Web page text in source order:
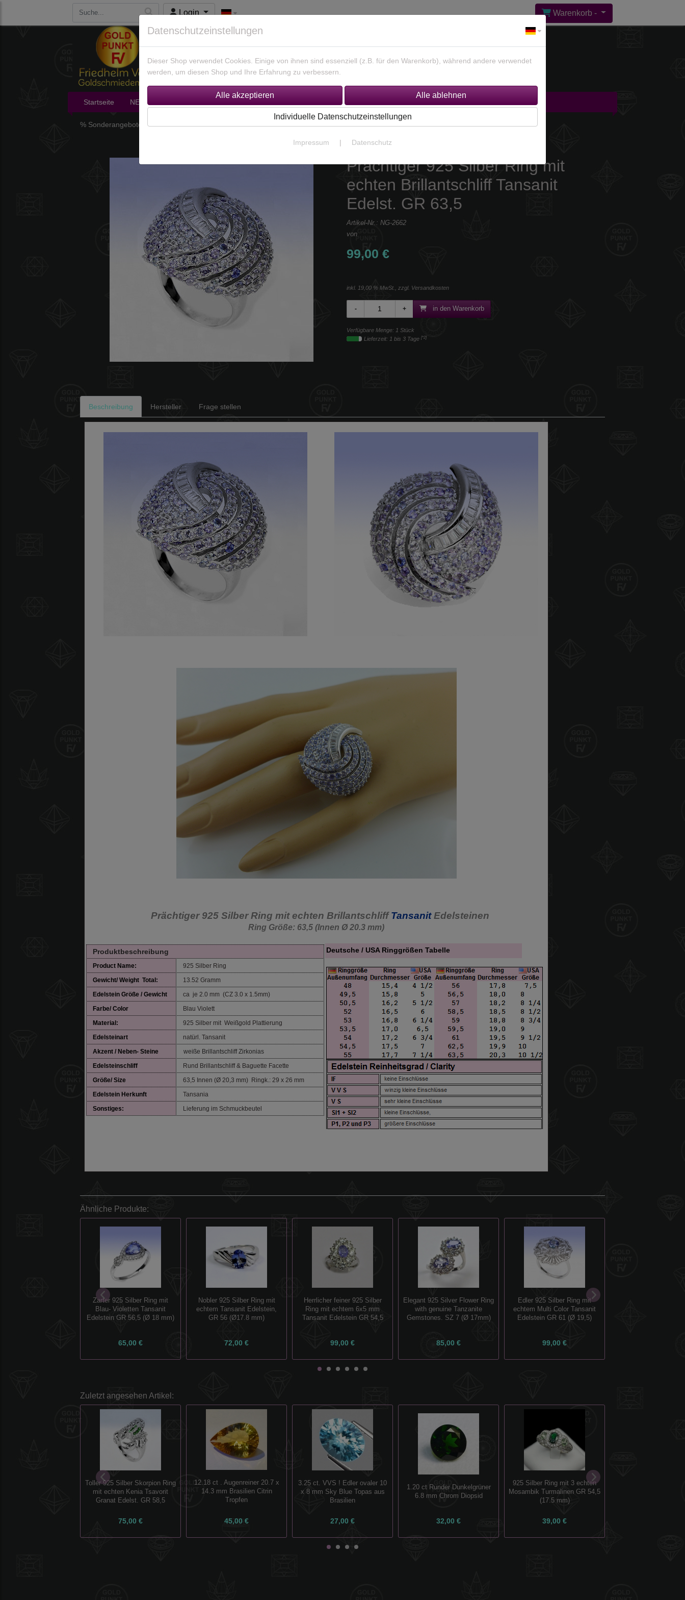
Login Warenkorb -
Startseite NEU im Shop 925 Silber Schmuck Unikate Gold / Silber
% Sonderangebote % 925 Silber Schmuck
Prächtiger 925 Silber Ring mit
echten Brillantschliff Tansanit
Edelst. GR 63,5
Artikel-Nr.: NG-2662
von
99,00 €
inkl. 19,00 % MwSt., zzgl. Versandkosten
in den Warenkorb
Verfügbare Menge: 1 Stück
Lieferzeit: 1 bis 3 Tage [*2]
Beschreibung Hersteller Frage stellen
Prächtiger 925 Silber Ring mit echten BrillantschliffTansanitEdelsteinen
Ring Größe: 63,5 (Innen Ø 20.3 mm)
Produktbeschreibung
Product Name:
925 Silber Ring
Gewicht/ Weight Total:
13.52 Gramm
Edelstein Größe / Gewicht
ca je 2.0 mm (CZ 3.0 x 1.5mm)
Farbe/ Color
Blau Violett
Material:
925 Silber mit Weißgold Plattierung
Edelsteinart
natürl. Tansanit
Akzent / Neben- Steine
weiße Brillantschliff Zirkonias
Edelsteinschliff
Rund Brillantschliff & Baguette Facette
Größe/ Size
63,5 Innen (Ø 20,3 mm) Ringk.: 29 x 26 mm
Edelstein Herkunft
Tansania
Sonstiges:
Lieferung im Schmuckbeutel
Deutsche / USA Ringgrößen Tabelle
Ähnliche Produkte:
Zarter 925 Silber Ring mit
Blau- Violetten Tansanit
Edelstein GR 56,5 (Ø 18 mm)
65,00 €
Nobler 925 Silber Ring mit
echtem Tansanit Edelstein,
GR 56 (Ø17.8 mm)
72,00 €
Herrlicher feiner 925 Silber
Ring mit echtem 6x5 mm
Tansanit Edelstein GR 54,5
99,00 €
Elegant 925 Silver Flower Ring
with genuine Tanzanite
Gemstones. SZ 7 (Ø 17mm)
85,00 €
Edler 925 Silber Ring mit
echtem Multi Color Tansanit
Edelstein GR 61 (Ø 19,5)
99,00 €
Zuletzt angesehen Artikel:
Toller 925 Silber Skorpion Ring
mit echten Kenia Tsavorit
Granat Edelst. GR 58,5
75,00 €
12.18 ct . Augenreiner 20.7 x
14.3 mm Brasilien Citrin
Tropfen
45,00 €
3.25 ct. VVS ! Edler ovaler 10
x 8 mm Sky Blue Topas aus
Brasilien
27,00 €
1.20 ct Runder Dunkelgrüner
6.8 mm Chrom Diopsid
32,00 €
925 Silber Ring mit 3 echten
Mosambik Turmalinen GR 54,5
(17.5 mm)
39,00 €
Datenschutzeinstellungen
Dieser Shop verwendet Cookies. Einige von ihnen sind essenziell (z.B. für den Warenkorb), während andere verwendet
werden, um diesen Shop und Ihre Erfahrung zu verbessern.
Individuelle Datenschutzeinstellungen
Impressum | Datenschutz